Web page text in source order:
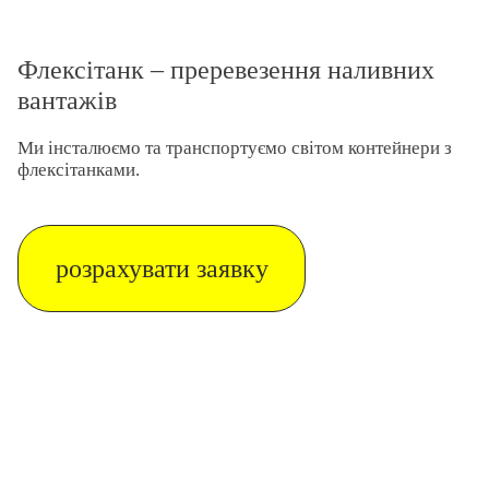
Флексітанк – преревезення наливних
вантажів
Ми інсталюємо та транспортуємо світом контейнери з
флексітанками.
розрахувати заявку